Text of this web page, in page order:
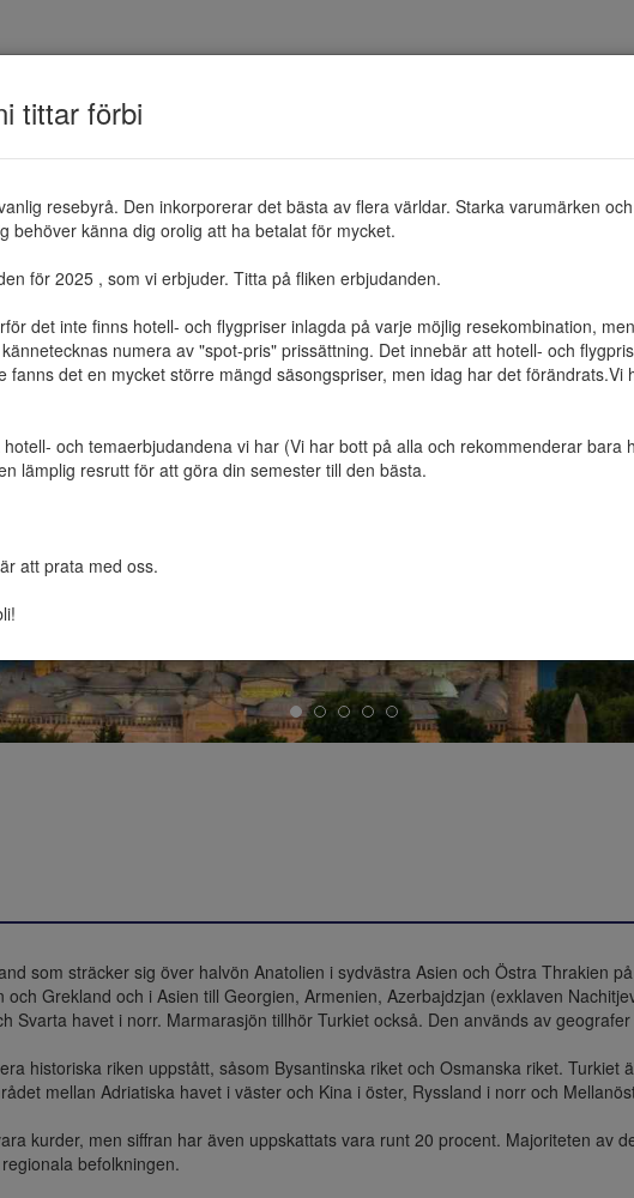
tittar förbi
resebyrå. Den inkorporerar det bästa av flera världar. Starka varumärken
behöver känna dig orolig att ha betalat för mycket.
för 2025 , som vi erbjuder. Titta på fliken erbjudanden.
det inte finns hotell- och flygpriser inlagda på varje möjlig resekombination,
numera av "spot-pris" prissättning. Det innebär att hotell- och
fanns det en mycket större mängd säsongspriser, men idag har det förändrats.Vi
och temaerbjudandena vi har (Vi har bott på alla och rekommenderar bara
lämplig resrutt för att göra din semester till den bästa.
att prata med oss.
som sträcker sig över halvön Anatolien i sydvästra Asien och Östra Thrakien
Grekland och i Asien till Georgien, Armenien, Azerbajdzjan (exklaven
Svarta havet i norr. Marmarasjön tillhör Turkiet också. Den används av
historiska riken uppstått, såsom Bysantinska riket och Osmanska riket. Turkiet
mellan Adriatiska havet i väster och Kina i öster, Ryssland i norr och
kurder, men siffran har även uppskattats vara runt 20 procent. Majoriteten av
befolkningen.